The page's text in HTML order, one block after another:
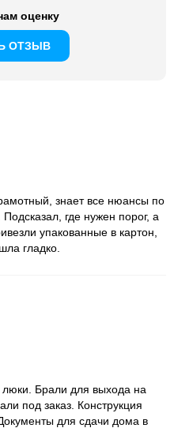
оценку
ОТЗЫВ
знает все нюансы по
где нужен порог, а
упакованные в картон,
гладко.
Брали для выхода на
под заказ. Конструкция
для сдачи дома в